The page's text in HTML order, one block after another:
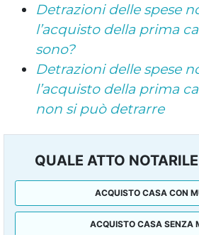
Detrazioni delle spese
l’acquisto della prima
sono?
Detrazioni delle spese
l’acquisto della prima
non si può detrarre
QUALE ATTO
ACQUISTO CASA CON
ACQUISTO CASA SENZA